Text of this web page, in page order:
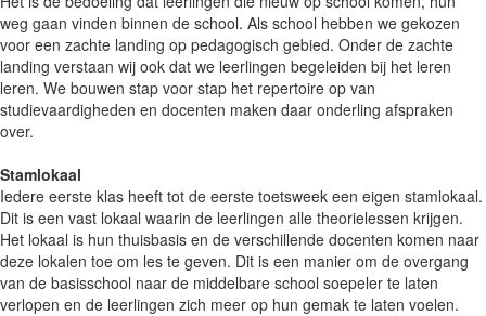
weg gaan vinden binnen de school. Als school hebben we gekozen
voor een zachte landing op pedagogisch gebied. Onder de zachte
landing verstaan wij ook dat we leerlingen begeleiden bij het leren
leren. We bouwen stap voor stap het repertoire op van
studievaardigheden en docenten maken daar onderling afspraken
over.
Stamlokaal
Iedere eerste klas heeft tot de eerste toetsweek een eigen stamlokaal.
Dit is een vast lokaal waarin de leerlingen alle theorielessen krijgen.
Het lokaal is hun thuisbasis en de verschillende docenten komen naar
deze lokalen toe om les te geven. Dit is een manier om de overgang
van de basisschool naar de middelbare school soepeler te laten
verlopen en de leerlingen zich meer op hun gemak te laten voelen.